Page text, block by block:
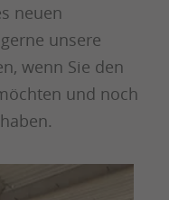
neuen
unsere
wenn Sie den
und noch